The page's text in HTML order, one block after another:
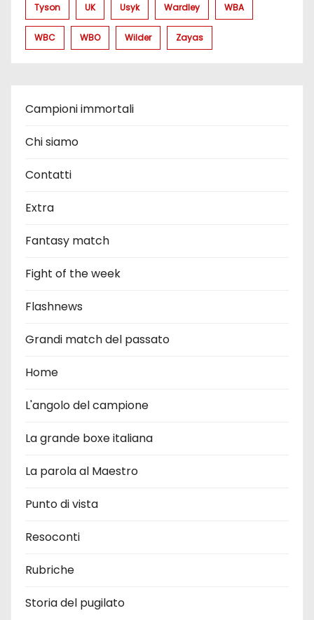
Tyson UK Usyk Wardley WBA
WBC WBO Wilder Zayas
Campioni immortali
Chi siamo
Contatti
Extra
Fantasy match
Fight of the week
Flashnews
Grandi match del passato
Home
L'angolo del campione
La grande boxe italiana
La parola al Maestro
Punto di vista
Resoconti
Rubriche
Storia del pugilato